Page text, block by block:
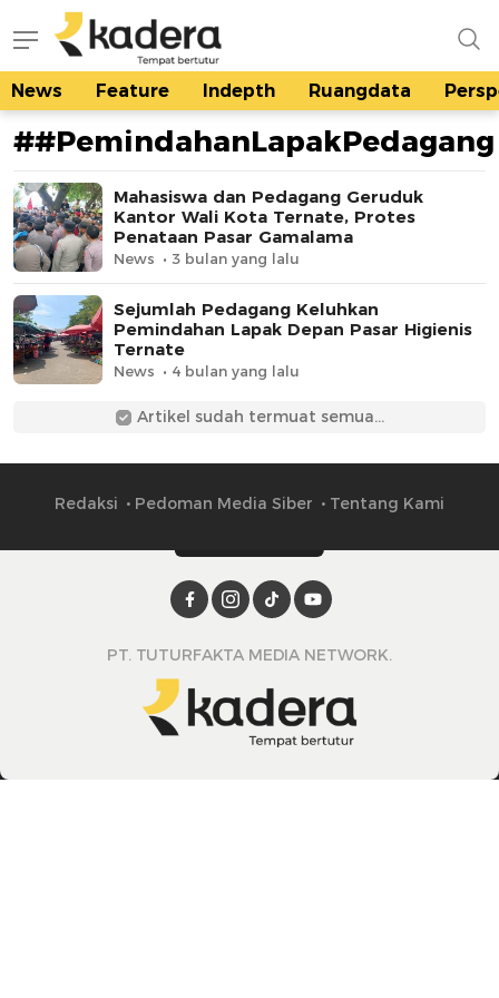
kadera.id
Tempat bertutur
News Feature Indepth Ruangdata
##PemindahanLapakPedagang
Mahasiswa dan Pedagang Geruduk
Kantor Wali Kota Ternate, Protes
Penataan Pasar Gamalama
News 3 bulan yang lalu
Sejumlah Pedagang Keluhkan
Pemindahan Lapak Depan Pasar Higienis
Ternate
News 4 bulan yang lalu
Artikel sudah termuat semua...
Redaksi Pedoman Media Siber Tentang Kami
PT. TUTURFAKTA MEDIA NETWORK.